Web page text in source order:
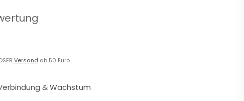
Versand ab 50 Euro
& Wachstum